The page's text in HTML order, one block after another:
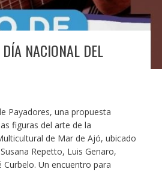
NACIONAL DEL
Payadores, una propuesta
figuras del arte de la
de Mar de Ajó, ubicado
Repetto, Luis Genaro,
Un encuentro para